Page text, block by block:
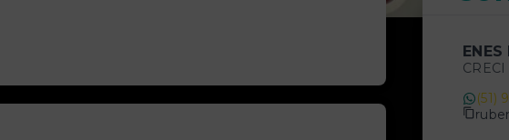
ENES
CRECI
(51)